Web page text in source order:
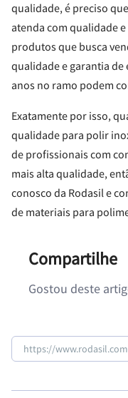
qualidade, é preciso
atenda com qualidade
produtos que busca
qualidade e garantia de
anos no ramo podem
Exatamente por isso,
qualidade para polir
de profissionais com
mais alta qualidade,
conosco da Rodasil e
de materiais para
Compartilhe
Gostou deste